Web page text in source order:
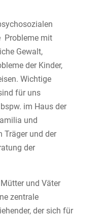
Probleme mit
Gewalt,
der Kinder,
Wichtige
für uns
im Haus der
und
Träger und der
der
und Väter
zentrale
der sich für